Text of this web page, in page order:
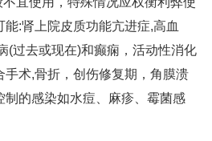
:肾上院皮质功能亢进症,高血
(过去或现在)和癫痫，活动性消化
手术,骨折，创伤修复期，角膜溃
制的感染如水痘、麻疹、霉菌感